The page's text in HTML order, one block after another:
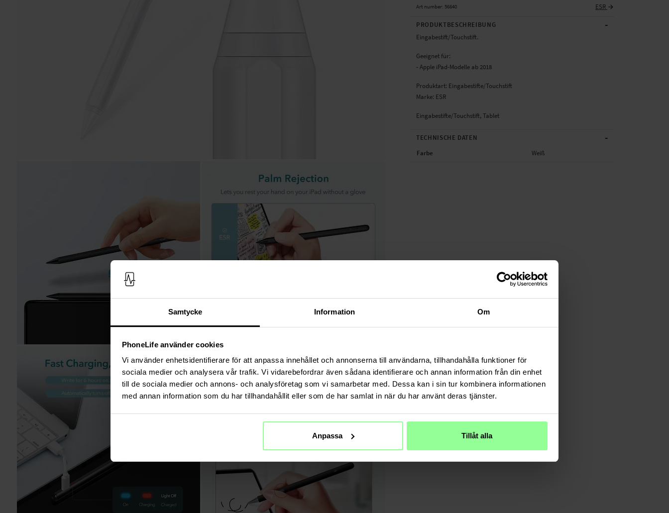
Samtycke Information Om
PhoneLife använder cookies
Vi använder enhetsidentifierare för att anpassa innehållet och annonserna till användarna, tillhandahålla funktioner för
sociala medier och analysera vår trafik. Vi vidarebefordrar även sådana identifierare och annan information från din enhet
till de sociala medier och annons- och analysföretag som vi samarbetar med. Dessa kan i sin tur kombinera informationen
med annan information som du har tillhandahållit eller som de har samlat in när du har använt deras tjänster.
Anpassa Tillåt alla
Art number: 56640 ESR
PRODUKTBESCHREIBUNG -
Eingabestift/Touchstift.
Geeignet für:
- Apple iPad-Modelle ab 2018
Produktart: Eingabestifte/Touchstift
Marke: ESR
Eingabestifte/Touchstift, Tablet
TECHNISCHE DATEN -
Farbe Weiß